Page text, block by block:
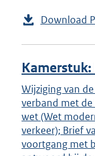
Download
Kamerstuk:
Wijziging van
verband met
wet (Wet
verkeer); Brief
voortgang met